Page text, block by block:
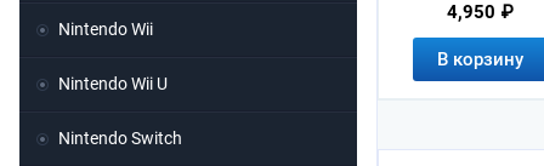
4,950 ₽
В корзину
Nintendo Wii
Nintendo Wii U
Nintendo Switch